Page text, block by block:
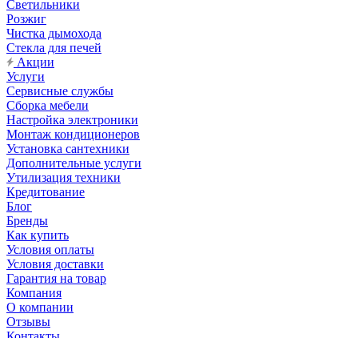
Светильники
Розжиг
Чистка дымохода
Стекла для печей
Акции
Услуги
Сервисные службы
Сборка мебели
Настройка электроники
Монтаж кондиционеров
Установка сантехники
Дополнительные услуги
Утилизация техники
Кредитование
Блог
Бренды
Как купить
Условия оплаты
Условия доставки
Гарантия на товар
Компания
О компании
Отзывы